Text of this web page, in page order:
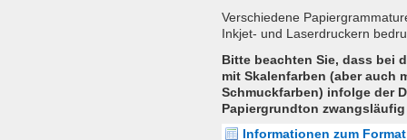
Verschiedene
Inkjet- und Laserdruckern
Bitte beachten Sie, dass bei
mit Skalenfarben (aber auch
Schmuckfarben) infolge der
Papiergrundton
Informationen zum Format